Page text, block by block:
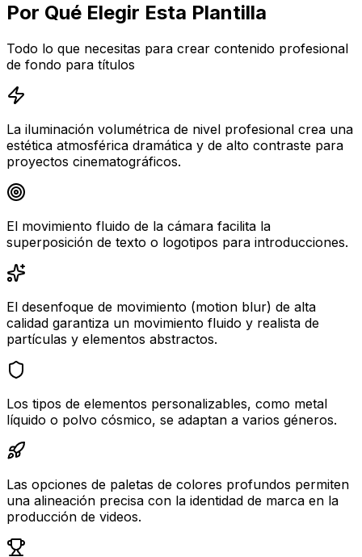
Por Qué Elegir Esta Plantilla
Todo lo que necesitas para crear contenido profesional
de fondo para títulos
La iluminación volumétrica de nivel profesional crea una
estética atmosférica dramática y de alto contraste para
proyectos cinematográficos.
El movimiento fluido de la cámara facilita la
superposición de texto o logotipos para introducciones.
El desenfoque de movimiento (motion blur) de alta
calidad garantiza un movimiento fluido y realista de
partículas y elementos abstractos.
Los tipos de elementos personalizables, como metal
líquido o polvo cósmico, se adaptan a varios géneros.
Las opciones de paletas de colores profundos permiten
una alineación precisa con la identidad de marca en la
producción de videos.